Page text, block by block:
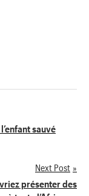
sauvé
Next Post
présenter des